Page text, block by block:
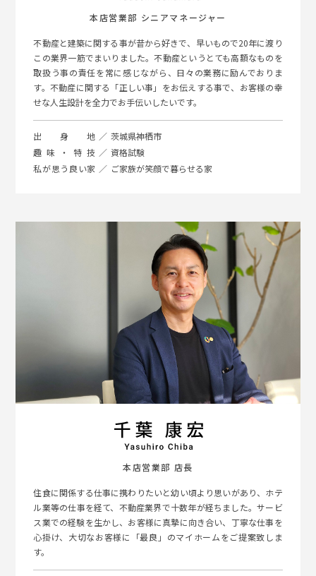
本店営業部 シニアマネージャー
不動産と建築に関する事が昔から好きで、早いもので20年に渡り
この業界一筋でまいりました。不動産というとても高額なものを
取扱う事の責任を常に感じながら、日々の業務に励んでおりま
す。不動産に関する「正しい事」をお伝えする事で、お客様の幸
せな人生設計を全力でお手伝いしたいです。
出身地
茨城県神栖市
趣味・特技
資格試験
私が思う良い家
ご家族が笑顔で暮らせる家
本店営業部 店長
住食に関係する仕事に携わりたいと幼い頃より思いがあり、ホテ
ル業等の仕事を経て、不動産業界で十数年が経ちました。サービ
ス業での経験を生かし、お客様に真摯に向き合い、丁寧な仕事を
心掛け、大切なお客様に「最良」のマイホームをご提案致しま
す。